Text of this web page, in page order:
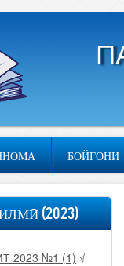
БОЙГОНӢ
(2023)
2023 №1 (1) √